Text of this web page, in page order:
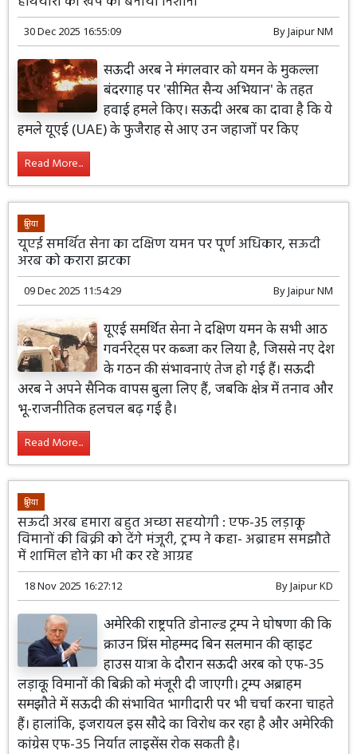
30 Dec 2025 16:55:09 ByJaipur NM
सऊदी अरब ने मंगलवार को यमन के मुकल्ला
बंदरगाह पर 'सीमित सैन्य अभियान' के तहत
हवाई हमले किए। सऊदी अरब का दावा है कि ये
हमले यूएई (UAE) के फुजैराह से आए उन जहाजों पर किए
Read More...
दुनिया
यूएई समर्थित सेना का दक्षिण यमन पर पूर्ण अधिकार, सऊदी
अरब को करारा झटका
09 Dec 2025 11:54:29 ByJaipur NM
यूएई समर्थित सेना ने दक्षिण यमन के सभी आठ
गवर्नरेट्स पर कब्जा कर लिया है, जिससे नए देश
के गठन की संभावनाएं तेज हो गई हैं। सऊदी
अरब ने अपने सैनिक वापस बुला लिए हैं, जबकि क्षेत्र में तनाव और
भू-राजनीतिक हलचल बढ़ गई है।
Read More...
दुनिया
सऊदी अरब हमारा बहुत अच्छा सहयोगी : एफ-35 लड़ाकू
विमानों की बिक्री को देंगे मंजूरी, ट्रम्प ने कहा- अब्राहम समझौते
में शामिल होने का भी कर रहे आग्रह
18 Nov 2025 16:27:12 ByJaipur KD
अमेरिकी राष्ट्रपति डोनाल्ड ट्रम्प ने घोषणा की कि
क्राउन प्रिंस मोहम्मद बिन सलमान की व्हाइट
हाउस यात्रा के दौरान सऊदी अरब को एफ-35
लड़ाकू विमानों की बिक्री को मंजूरी दी जाएगी। ट्रम्प अब्राहम
समझौते में सऊदी की संभावित भागीदारी पर भी चर्चा करना चाहते
हैं। हालांकि, इजरायल इस सौदे का विरोध कर रहा है और अमेरिकी
कांग्रेस एफ-35 निर्यात लाइसेंस रोक सकती है।